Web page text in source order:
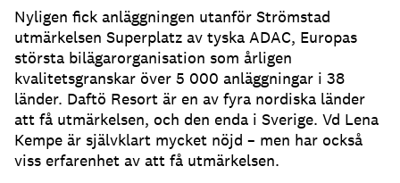
Nyligen fick anläggningen utanför Strömstad
utmärkelsen Superplatz av tyska ADAC, Europas
största bilägarorganisation som årligen
kvalitetsgranskar över 5 000 anläggningar i 38
länder. Daftö Resort är en av fyra nordiska länder
att få utmärkelsen, och den enda i Sverige. Vd Lena
Kempe är självklart mycket nöjd – men har också
viss erfarenhet av att få utmärkelsen.